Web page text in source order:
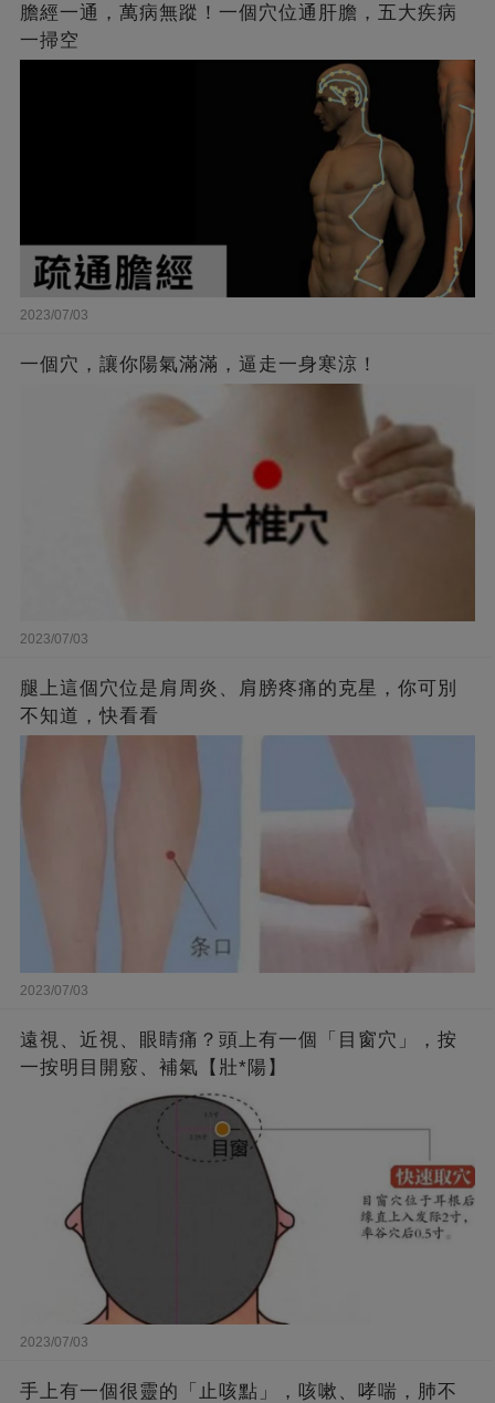
膽經一通，萬病無蹤！一個穴位通肝膽，五大疾病
一掃空
2023/07/03
一個穴，讓你陽氣滿滿，逼走一身寒涼！
2023/07/03
腿上這個穴位是肩周炎、肩膀疼痛的克星，你可別
不知道，快看看
2023/07/03
遠視、近視、眼睛痛？頭上有一個「目窗穴」，按
一按明目開竅、補氣【壯*陽】
2023/07/03
手上有一個很靈的「止咳點」，咳嗽、哮喘，肺不